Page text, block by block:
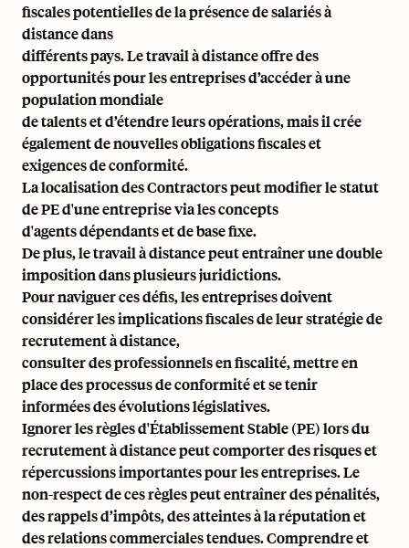
fiscales potentielles de la présence de salariés à
distance dans
différents pays. Le travail à distance offre des
opportunités pour les entreprises d’accéder à une
population mondiale
de talents et d’étendre leurs opérations, mais il crée
également de nouvelles obligations fiscales et
exigences de conformité.
La localisation desContractorspeut modifier le statut
de PE d'une entreprise via les concepts
d'agents dépendantset de base fixe.
De plus, le travail à distance peut entraîner unedouble
impositiondans plusieurs juridictions.
Pour naviguer ces défis, les entreprises doivent
considérer les implications fiscales de leur stratégie de
recrutement à distance,
consulter des professionnels en fiscalité, mettre en
place des processus de conformité et se tenir
informées des évolutions législatives.
Ignorer les règles d'Établissement Stable (PE) lors du
recrutement à distance peut comporter des risques et
répercussions importantes pour les entreprises. Le
non-respect de ces règles peut entraîner des pénalités,
des rappels d’impôts, des atteintes à la réputation et
des relations commerciales tendues. Comprendre et